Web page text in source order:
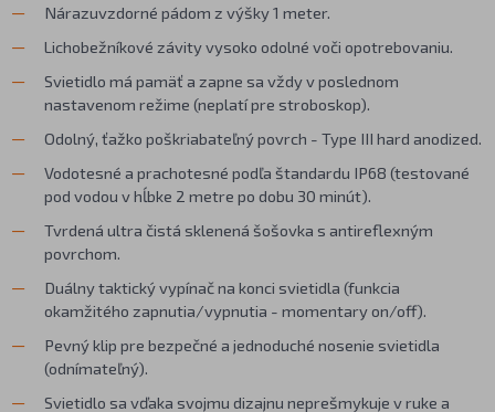
Nárazuvzdorné pádom z výšky 1 meter.
Lichobežníkové závity vysoko odolné voči opotrebovaniu.
Svietidlo má pamäť a zapne sa vždy v poslednom
nastavenom režime (neplatí pre stroboskop).
Odolný, ťažko poškriabateľný povrch - Type III hard anodized.
Vodotesné a prachotesné podľa štandardu IP68 (testované
pod vodou v hĺbke 2 metre po dobu 30 minút).
Tvrdená ultra čistá sklenená šošovka s antireflexným
povrchom.
Duálny taktický vypínač na konci svietidla (funkcia
okamžitého zapnutia/vypnutia - momentary on/off).
Pevný klip pre bezpečné a jednoduché nosenie svietidla
(odnímateľný).
Svietidlo sa vďaka svojmu dizajnu neprešmykuje v ruke a